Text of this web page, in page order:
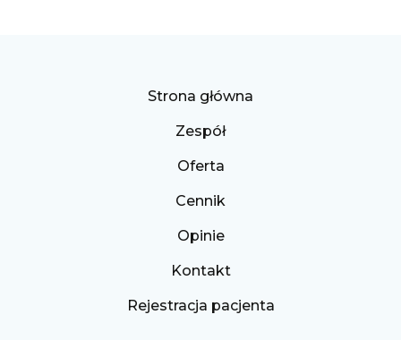
Strona główna
Zespół
Oferta
Cennik
Opinie
Kontakt
Rejestracja pacjenta